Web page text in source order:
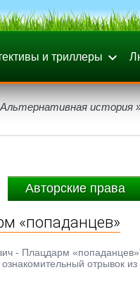
и триллеры
Альтернативная история
Авторские права
«попаданцев»
- Плацдарм
отрывок